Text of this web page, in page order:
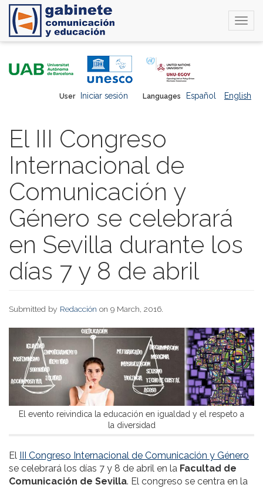
Languages Español English
User Iniciar sesión
El III Congreso
Internacional de
Comunicación y
Género se celebrará
en Sevilla durante los
días 7 y 8 de abril
Submitted by Redacción on 9 March, 2016.
El evento reivindica la educación en igualdad y el respeto a
la diversidad
El
III Congreso Internacional de Comunicación y Género
se celebrará los días 7 y 8 de abril en la Facultad de
Comunicación de Sevilla. El congreso se centra en la